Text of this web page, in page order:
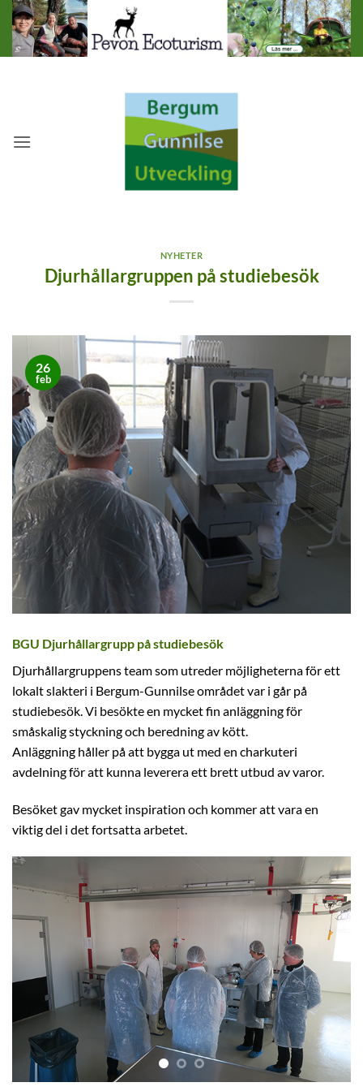
Skip
content
NYHETER
Djurhållargruppen på studiebesök
26
feb
BGU Djurhållargrupp på studiebesök
Djurhållargruppens team som utreder möjligheterna för ett
lokalt slakteri i Bergum-Gunnilse området var i går på
studiebesök. Vi besökte en mycket fin anläggning för
småskalig styckning och beredning av kött.
Anläggning håller på att bygga ut med en charkuteri
avdelning för att kunna leverera ett brett utbud av varor.
Besöket gav mycket inspiration och kommer att vara en
viktig del i det fortsatta arbetet.